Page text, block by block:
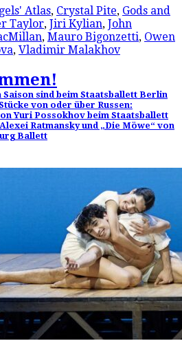
Atlas, Crystal Pite, Gods and
Taylor, Jiri Kylian, John
, Mauro Bigonzetti, Owen
, Vladimir Malakhov
sind beim Staatsballett Berlin
von oder über Russen:
Yuri Possokhov beim Staatsballett
Ratmansky und „Die Möwe“ von
Ballett